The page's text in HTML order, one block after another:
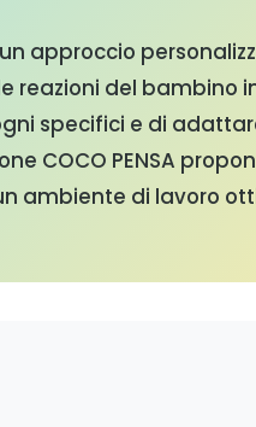
approccio
del bambino
specifici e di
COCO PENSA
ambiente di lavoro